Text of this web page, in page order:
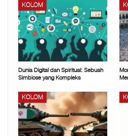
KOLOM
Dunia Digital dan Spiritual: Sebuah
Simbiose yang Kompleks
KOLOM